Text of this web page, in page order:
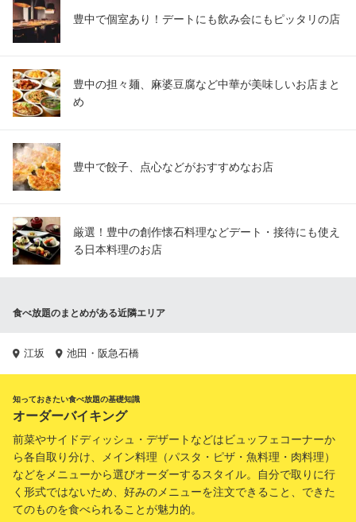
豊中で個室あり！デートにも飲み会にもピッタリの店
豊中の担々麺、麻婆豆腐など中華が美味しいお店まと
め
豊中で餃子、点心などがおすすめなお店
厳選！豊中の創作懐石料理などデート・接待にも使え
る日本料理のお店
食べ放題のまとめがある近隣エリア
江坂 池田・阪急石橋
知っておきたい食べ放題の基礎知識
オーダーバイキング
前菜やサイドディッシュ・デザートなどはビュッフェコーナーか
ら各自取り分け、メイン料理（パスタ・ピザ・魚料理・肉料理）
などをメニューから選びオーダーするスタイル。自分で取りに行
く形式ではないため、好みのメニューを注文できること、できた
てのものを食べられることが魅力的。